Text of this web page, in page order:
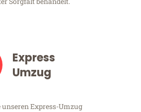
Express
Umzug
unseren Express-Umzug